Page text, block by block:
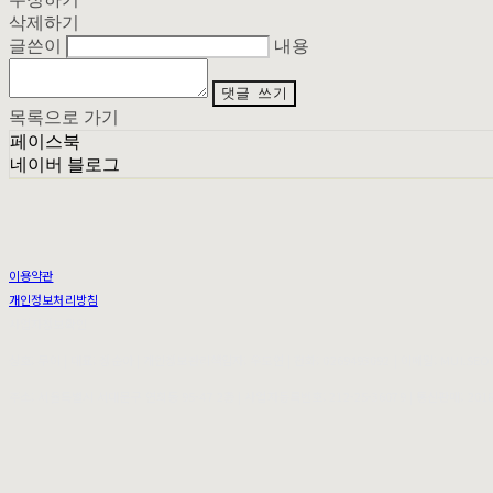
삭제하기
글쓴이
내용
댓글 쓰기
목록으로 가기
페이스북
네이버 블로그
이용약관
개인정보처리방침